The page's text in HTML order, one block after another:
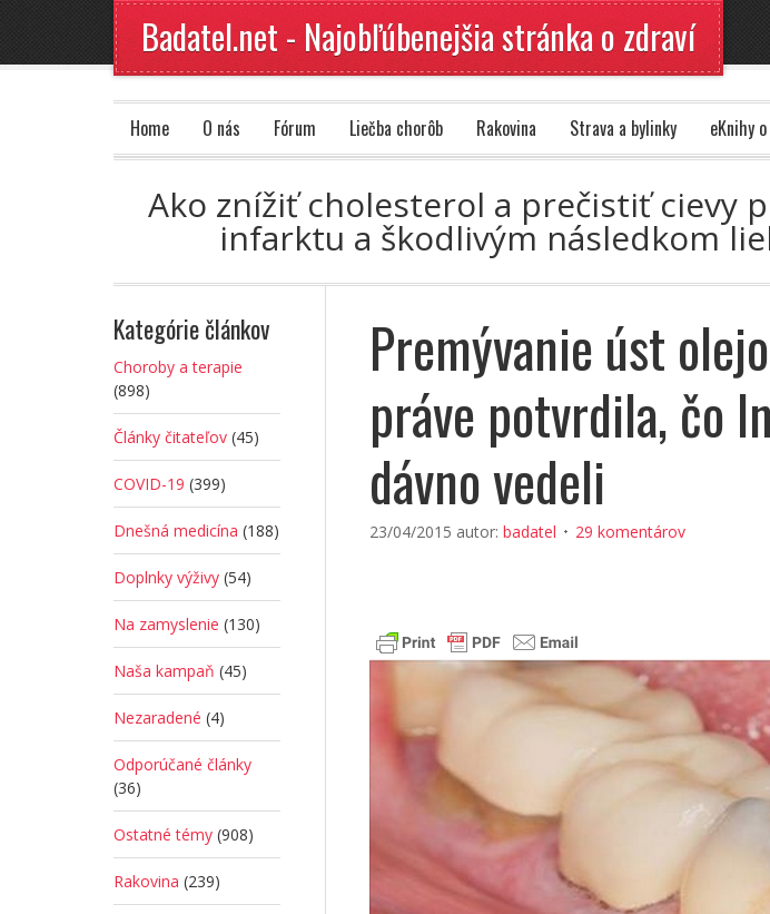
Badatel.net - Najobľúbenejšia stránka o zdraví
Home O nás Fórum Liečba chorôb Rakovina Strava a bylinky eKnihy
Ako znížiť cholesterol a prečistiť cievy
infarktu a škodlivým následkom
Premývanie úst
práve potvrdila, čo
dávno vedeli
23/04/2015 autor: badatel 29 komentárov
Kategórie článkov
Choroby a terapie
(898)
Články čitateľov (45)
COVID-19 (399)
Dnešná medicína (188)
Doplnky výživy (54)
Na zamyslenie (130)
Naša kampaň (45)
Nezaradené (4)
Odporúčané články
(36)
Ostatné témy (908)
Rakovina (239)